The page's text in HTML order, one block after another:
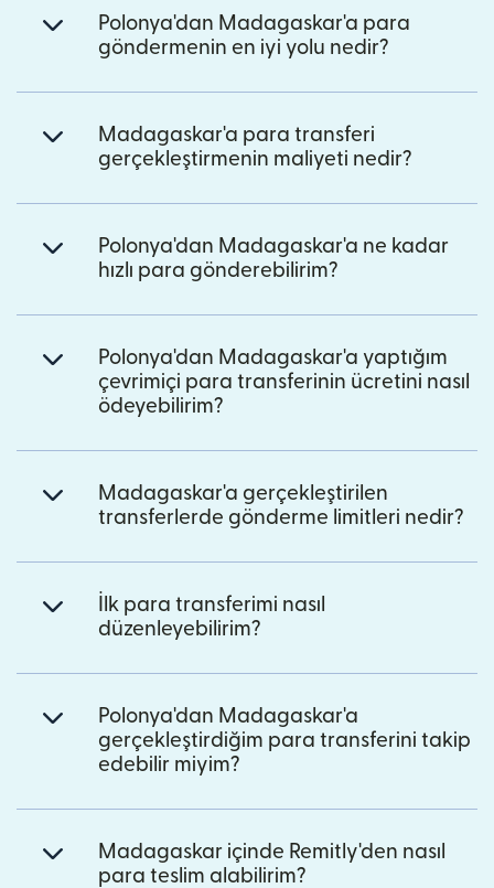
Polonya'dan Madagaskar'a para
göndermenin en iyi yolu nedir?
Madagaskar'a para transferi
gerçekleştirmenin maliyeti nedir?
Polonya'dan Madagaskar'a ne kadar
hızlı para gönderebilirim?
Polonya'dan Madagaskar'a yaptığım
çevrimiçi para transferinin ücretini nasıl
ödeyebilirim?
Madagaskar'a gerçekleştirilen
transferlerde gönderme limitleri nedir?
İlk para transferimi nasıl
düzenleyebilirim?
Polonya'dan Madagaskar'a
gerçekleştirdiğim para transferini takip
edebilir miyim?
Madagaskar içinde Remitly'den nasıl
para teslim alabilirim?